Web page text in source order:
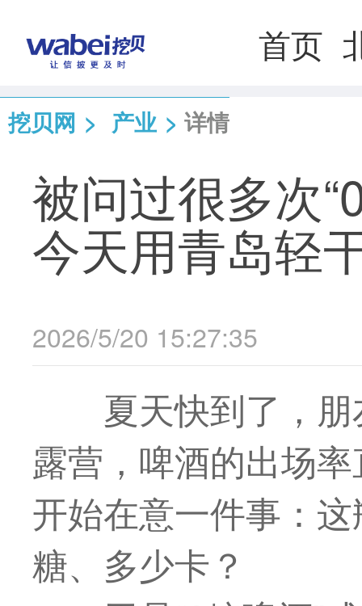
首页
挖贝网 > 产业 > 详情
被问过很多次
今天用青岛轻
2026/5/20 15:27:35
夏天快到了，
露营，啤酒的出场
开始在意一件事：
糖、多少卡？